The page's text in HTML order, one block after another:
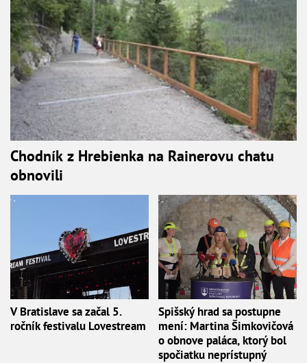
Chodník z Hrebienka na Rainerovu chatu
obnovili
V Bratislave sa začal 5.
ročník festivalu Lovestream
Spišský hrad sa postupne
mení: Martina Šimkovičová
o obnove paláca, ktorý bol
spočiatku neprístupný